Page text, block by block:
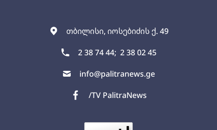
თბილისი, იოსებიძის ქ. 49
2 38 74 44; 2 38 02 45
info@palitranews.ge
/TV PalitraNews